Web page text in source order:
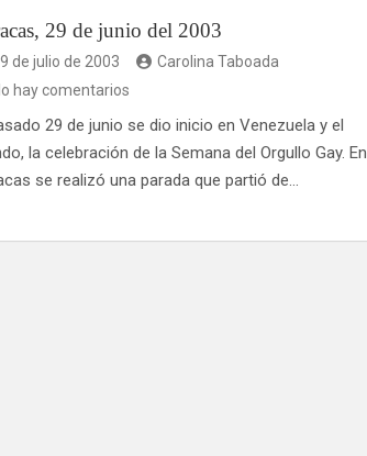
29 de junio del 2003
de julio de 2003
Carolina Taboada
hay comentarios
29 de junio se dio inicio en Venezuela y el
la celebración de la Semana del Orgullo Gay. En
se realizó una parada que partió de…